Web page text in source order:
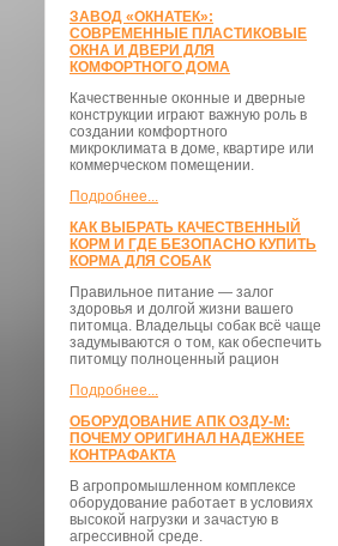
ЗАВОД «ОКНАТЕК»:
СОВРЕМЕННЫЕ ПЛАСТИКОВЫЕ
ОКНА И ДВЕРИ ДЛЯ
КОМФОРТНОГО ДОМА
Качественные оконные и дверные
конструкции играют важную роль в
создании комфортного
микроклимата в доме, квартире или
коммерческом помещении.
Подробнее...
КАК ВЫБРАТЬ КАЧЕСТВЕННЫЙ
КОРМ И ГДЕ БЕЗОПАСНО КУПИТЬ
КОРМА ДЛЯ СОБАК
Правильное питание — залог
здоровья и долгой жизни вашего
питомца. Владельцы собак всё чаще
задумываются о том, как обеспечить
питомцу полноценный рацион
Подробнее...
ОБОРУДОВАНИЕ АПК ОЗДУ-М:
ПОЧЕМУ ОРИГИНАЛ НАДЕЖНЕЕ
КОНТРАФАКТА
В агропромышленном комплексе
оборудование работает в условиях
высокой нагрузки и зачастую в
агрессивной среде.